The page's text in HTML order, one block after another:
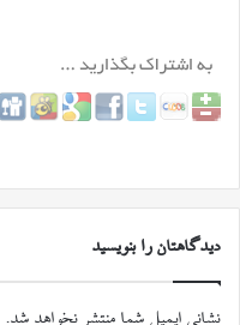
دیدگاهتان را بنویسید
نشانی ایمیل شما منتشر نخواهد شد.